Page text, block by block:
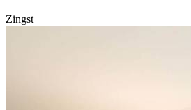
Zingst